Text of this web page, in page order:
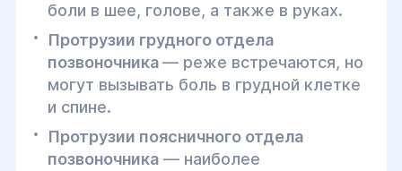
боли в шее, голове, а также в руках.
Протрузии грудного отдела
позвоночника— реже встречаются, но
могут вызывать боль в грудной клетке
и спине.
Протрузии поясничного отдела
позвоночника— наиболее